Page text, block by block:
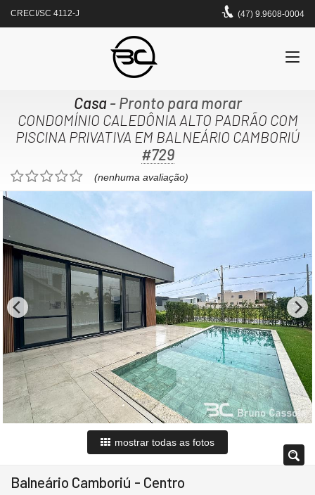
CRECI/SC 4112-J (47) 9.9608-0004
Casa- Pronto para morar
CONDOMÍNIO CALEDÔNIA ALTO PADRÃO COM
PISCINA PRIVATIVA EM BALNEÁRIO CAMBORIÚ
#729
(nenhuma avaliação)
mostrar todas as fotos
Balneário Camboriú - Centro